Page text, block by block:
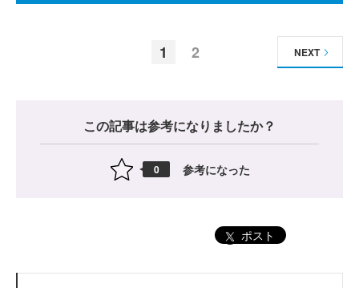
1 2 NEXT
この記事は参考になりましたか？
0 参考になった
ポスト